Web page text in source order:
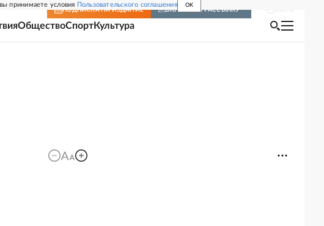
принимаете условия Пользовательского соглашения OK
ПОДПИСКА НА ИЗДАНИЕ ВКЛЮЧИТЬ РАССЫЛКУ
ОбществоСпортКультура